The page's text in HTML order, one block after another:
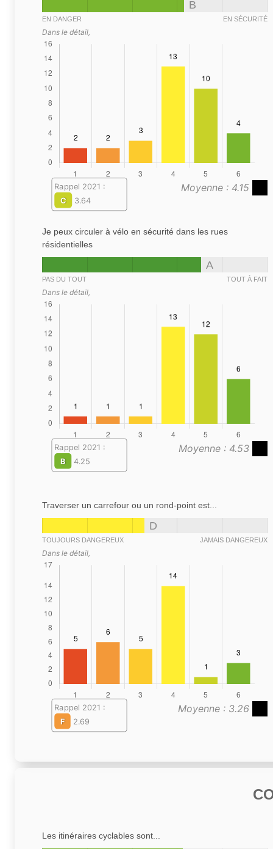
B
EN DANGER EN SÉCURITÉ
Dans le détail,
Moyenne : 4.15
Rappel 2021 :
C
3.64
Je peux circuler à vélo en sécurité dans les rues
résidentielles
A
PAS DU TOUT TOUT À FAIT
Dans le détail,
Moyenne : 4.53
Rappel 2021 :
B
4.25
Traverser un carrefour ou un rond-point est...
D
TOUJOURS DANGEREUX JAMAIS DANGEREUX
Dans le détail,
Moyenne : 3.26
Rappel 2021 :
F
2.69
Les itinéraires cyclables sont...